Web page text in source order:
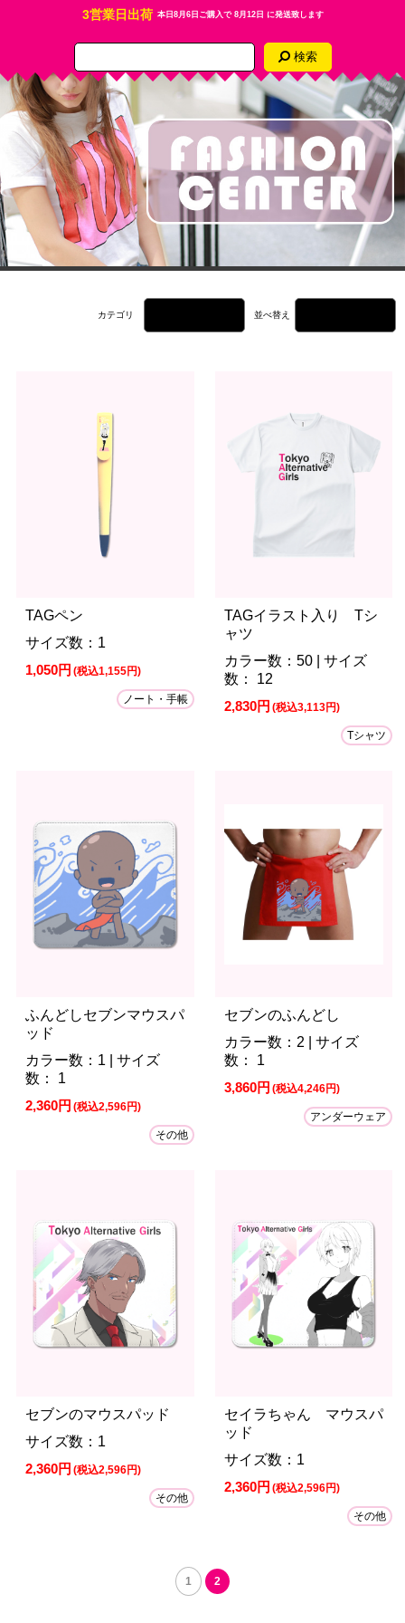
3営業日出荷 本日 8月6日 ご購入で8月12日 に発送致します
検索
カテゴリ 並べ替え
TAGペン
サイズ数：1
1,050円 (税込1,155円)
ノート・手帳
TAGイラスト入り Tシ
ャツ
カラー数：50 | サイズ
数： 12
2,830円 (税込3,113円)
Tシャツ
ふんどしセブンマウスパ
ッド
カラー数：1 | サイズ
数： 1
2,360円 (税込2,596円)
その他
セブンのふんどし
カラー数：2 | サイズ
数： 1
3,860円 (税込4,246円)
アンダーウェア
セブンのマウスパッド
サイズ数：1
2,360円 (税込2,596円)
その他
セイラちゃん マウスパ
ッド
サイズ数：1
2,360円 (税込2,596円)
その他
1 2